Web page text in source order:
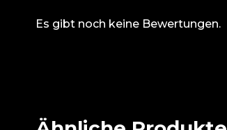
Es gibt noch keine Bewertungen.